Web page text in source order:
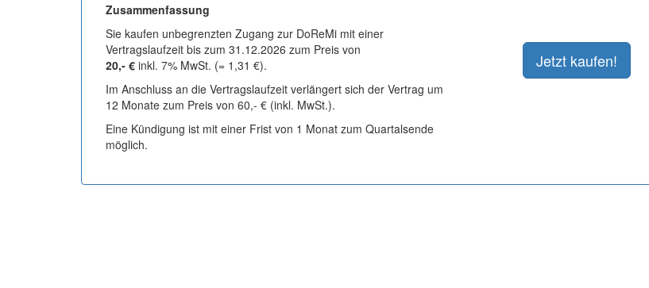
Zusammenfassung
Sie kaufen unbegrenzten Zugang zur DoReMi mit einer
Vertragslaufzeit bis zum 31.12.2026 zum Preis von
20,- € inkl. 7% MwSt. (= 1,31 €).
Im Anschluss an die Vertragslaufzeit verlängert sich der Vertrag um
12 Monate zum Preis von 60,- € (inkl. MwSt.).
Eine Kündigung ist mit einer Frist von 1 Monat zum Quartalsende
möglich.